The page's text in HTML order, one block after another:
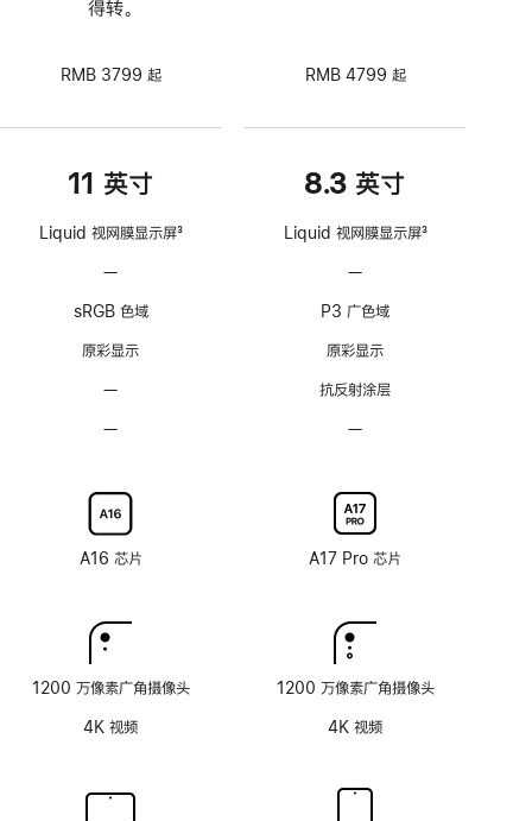
得转。
RMB 3799 起
11 英寸
Liquid 视网膜显示屏3
—
持
ProMotion
率
技
sRGB 色域
原彩显示
—
涂
层
—
配
纳
米
玻
面
A16 芯片
1200 万像素广角摄像头
4K 视频
RMB 4799 起
8.3 英寸
Liquid 视网膜显示屏3
—
持
ProMotion
适
率
技
P3 广色域
原彩显示
抗反射涂层
—
配
纳
米
玻
面
A17 Pro 芯片
1200 万像素广角摄像头
4K 视频